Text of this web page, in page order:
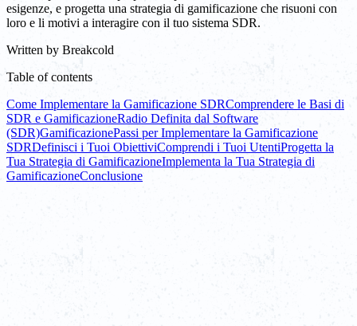
esigenze, e progetta una strategia di gamificazione che risuoni con
loro e li motivi a interagire con il tuo sistema SDR.
Written by Breakcold
Table of contents
Come Implementare la Gamificazione SDRComprendere le Basi di
SDR e GamificazioneRadio Definita dal Software
(SDR)GamificazionePassi per Implementare la Gamificazione
SDRDefinisci i Tuoi ObiettiviComprendi i Tuoi UtentiProgetta la
Tua Strategia di GamificazioneImplementa la Tua Strategia di
GamificazioneConclusione